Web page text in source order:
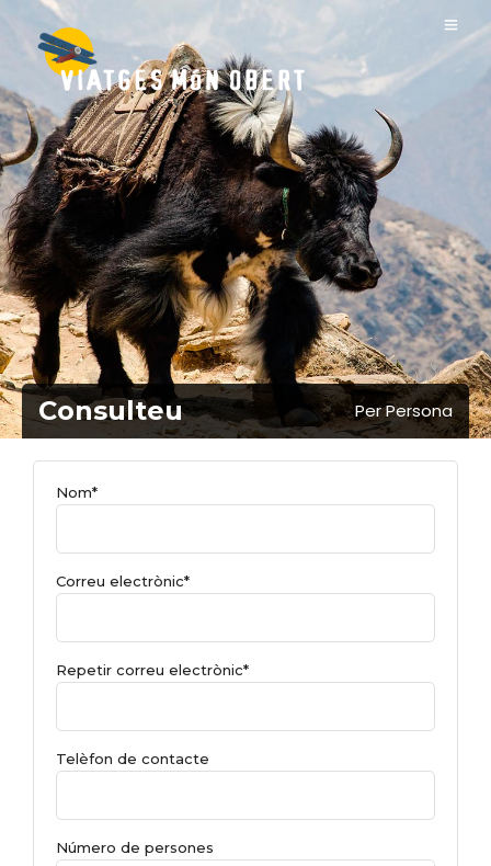
Consulteu Per Persona
Nom*
Correu electrònic*
Repetir correu electrònic*
Telèfon de contacte
Número de persones